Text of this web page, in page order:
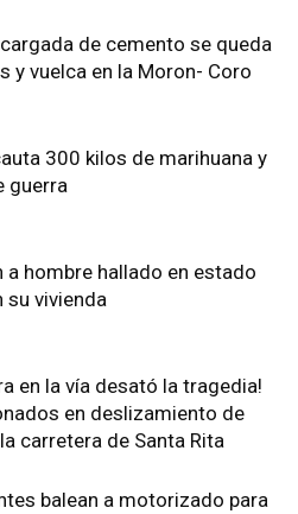
de cemento se queda
y vuelca en la Moron- Coro
300 kilos de marihuana y
guerra
a hombre hallado en estado
su vivienda
en la vía desató la tragedia!
en deslizamiento de
carretera de Santa Rita
balean a motorizado para